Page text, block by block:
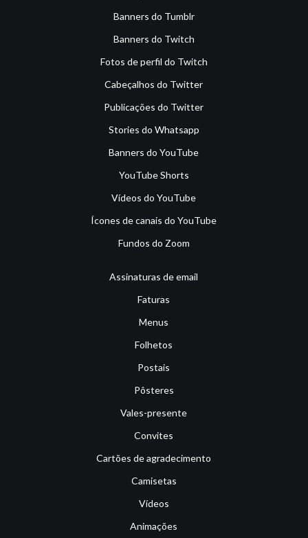
Banners do Tumblr
Banners do Twitch
Fotos de perfil do Twitch
Cabeçalhos do Twitter
Publicações do Twitter
Stories do Whatsapp
Banners do YouTube
YouTube Shorts
Vídeos do YouTube
Ícones de canais do YouTube
Fundos do Zoom
Assinaturas de email
Faturas
Menus
Folhetos
Postais
Pôsteres
Vales-presente
Convites
Cartões de agradecimento
Camisetas
Vídeos
Animações